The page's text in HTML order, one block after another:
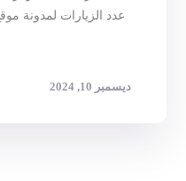
ديسمبر 10, 2024
عدد الزيارات لمدونة